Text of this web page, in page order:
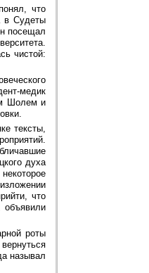
что
в Судеты
посещал
чистой:
медик
Шолем и
тексты,
духа
что
объявили
роты
называл